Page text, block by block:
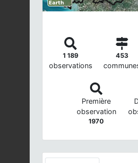
1 189
observations
453
Première
observation
1970